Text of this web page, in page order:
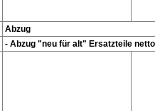
Abzug
- Abzug "neu für alt" Ersatzteile